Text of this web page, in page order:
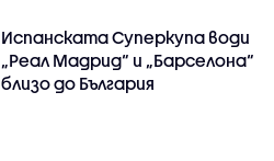
Испанската Суперкупа води
„Реал Мадрид“ и „Барселона“
близо до България